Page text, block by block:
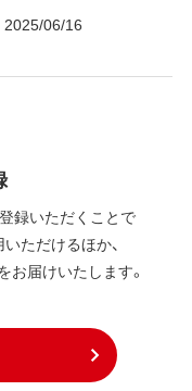
2025/06/16
録いただくことで
ただけるほか、
届けいたします。